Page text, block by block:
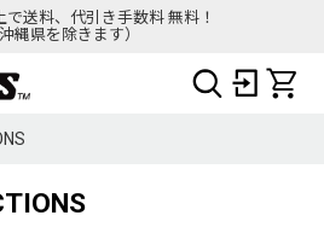
で送料、代引き手数料 無料！
縄県を除きます）